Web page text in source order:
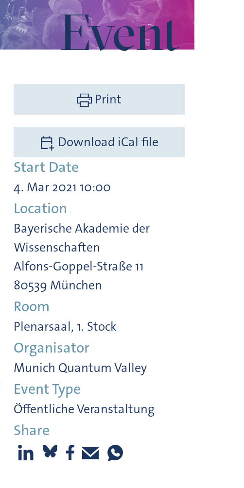
Event
Print
Download iCal file
Start Date
4. Mar 2021 10:00
Location
Bayerische Akademie der
Wissenschaften
Alfons-Goppel-Straße 11
80539 München
Room
Plenarsaal, 1. Stock
Organisator
Munich Quantum Valley
Event Type
Öffentliche Veranstaltung
Share